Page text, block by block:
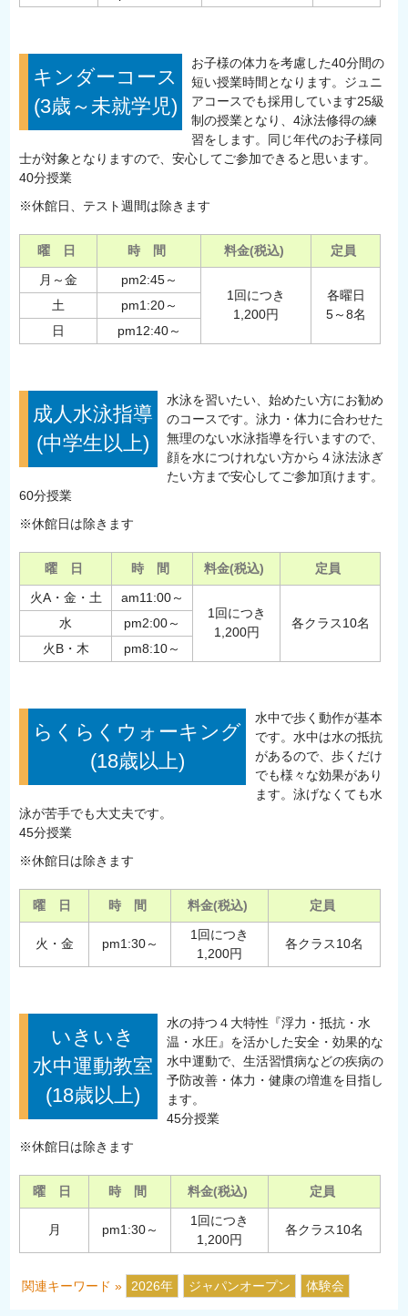
キンダーコース
(3歳～未就学児)
お子様の体力を考慮した40分間の
短い授業時間となります。ジュニ
アコースでも採用しています25級
制の授業となり、4泳法修得の練
習をします。同じ年代のお子様同
士が対象となりますので、安心してご参加できると思います。
40分授業
※休館日、テスト週間は除きます
曜 日 時 間 料金(税込)
定員
月～金
pm2:45～
1回につき
1,200円
各曜日
5～8名
土
pm1:20～
日
pm12:40～
成人水泳指導
(中学生以上)
水泳を習いたい、始めたい方にお勧め
のコースです。泳力・体力に合わせた
無理のない水泳指導を行いますので、
顔を水につけれない方から４泳法泳ぎ
たい方まで安心してご参加頂けます。
60分授業
※休館日は除きます
曜 日 時 間 料金(税込)
定員
火A・金・土
am11:00～
1回につき
1,200円
各クラス10名
水
pm2:00～
火B・木
pm8:10～
らくらくウォーキング
(18歳以上)
水中で歩く動作が基本
です。水中は水の抵抗
があるので、歩くだけ
でも様々な効果があり
ます。泳げなくても水
泳が苦手でも大丈夫です。
45分授業
※休館日は除きます
曜 日 時 間 料金(税込) 定員
火・金 pm1:30～
1回につき
1,200円
各クラス10名
いきいき
水中運動教室
(18歳以上)
水の持つ４大特性『浮力・抵抗・水
温・水圧』を活かした安全・効果的な
水中運動で、生活習慣病などの疾病の
予防改善・体力・健康の増進を目指し
ます。
45分授業
※休館日は除きます
曜 日 時 間 料金(税込) 定員
月 pm1:30～
1回につき
1,200円
各クラス10名
関連キーワード » 2026年 ジャパンオープン 体験会